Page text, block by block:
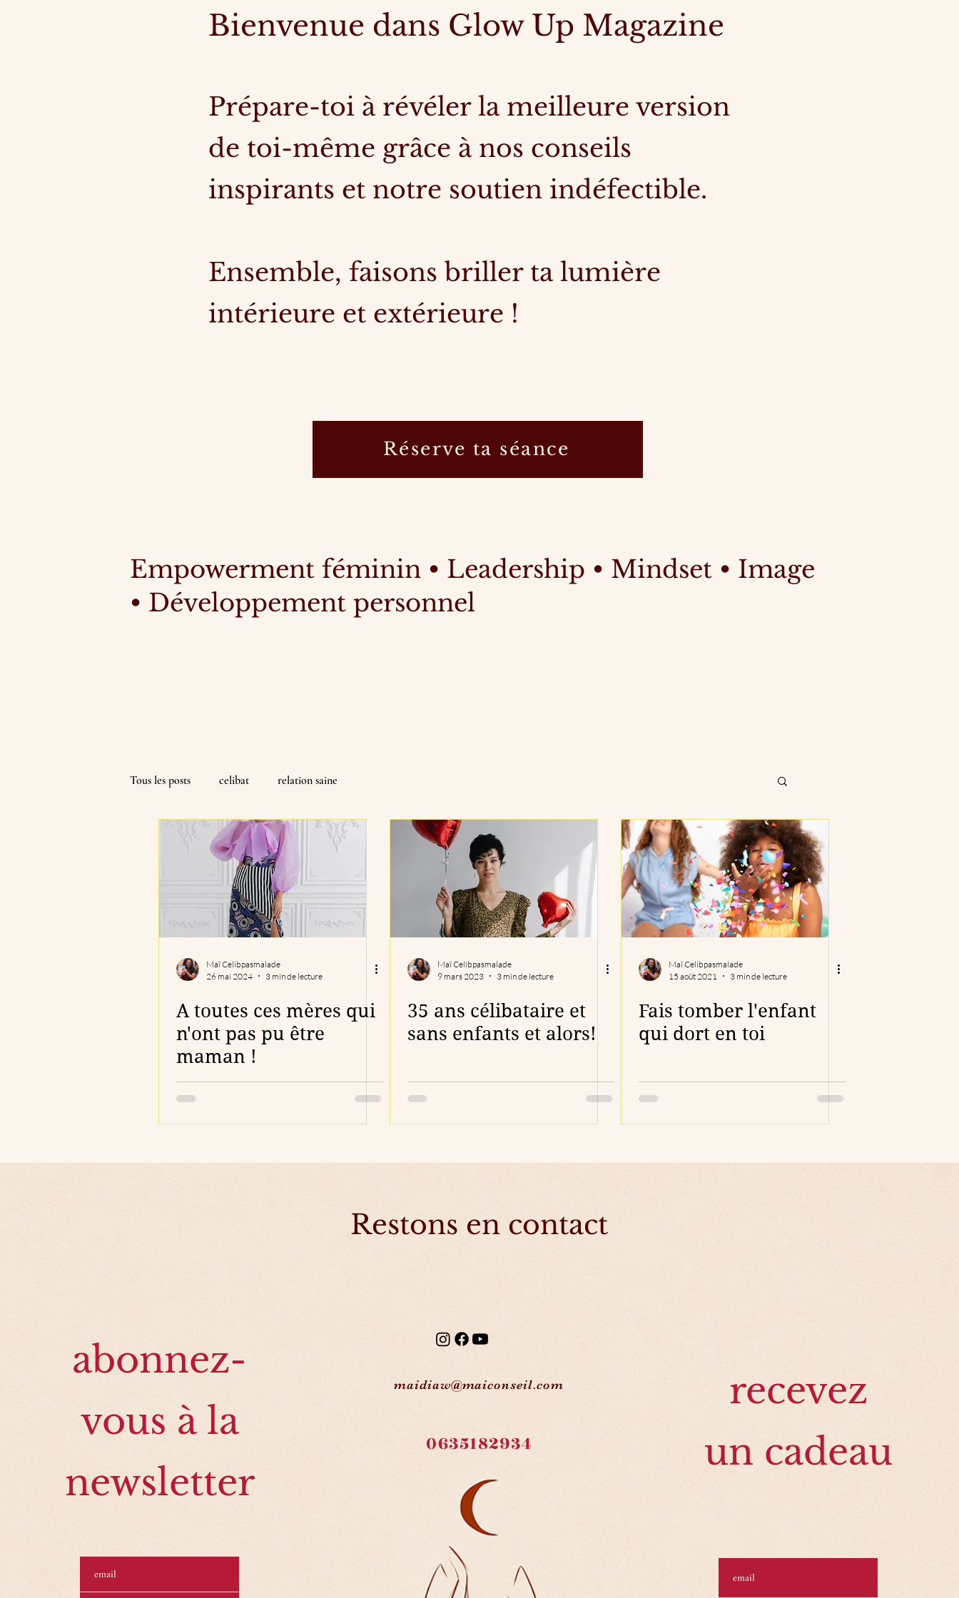
Bienvenue dans Glow Up Magazine
Prépare-toi à révéler la meilleure version
de toi-même grâce à nos conseils
inspirants et notre soutien indéfectible.
Ensemble, faisons briller ta lumière
intérieure et extérieure !
Réserve ta séance
Empowerment féminin • Leadership • Mindset • Image
• Développement personnel
Tous les posts celibat relation saine
Maï Celibpasmalade
26 mai 2024
3 min de lecture
A toutes ces mères qui
n'ont pas pu être
maman !
Maï Celibpasmalade
9 mars 2023
3 min de lecture
35 ans célibataire et
sans enfants et alors!
Maï Celibpasmalade
15 août 2021
3 min de lecture
Fais tomber l'enfant
qui dort en toi
abonnez-
vous à la
newsletter
Restons en contact
maidiaw@maiconseil.com
0635182934
recevez
un cadeau